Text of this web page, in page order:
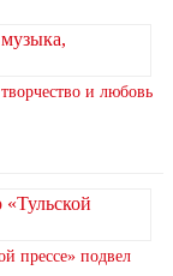
и любовь
прессе» подвел